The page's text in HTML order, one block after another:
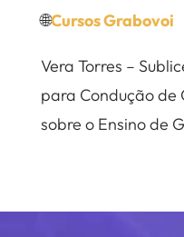
🌐Cursos Grabovoi
Vera Torres –
para Condução de
sobre o Ensino de